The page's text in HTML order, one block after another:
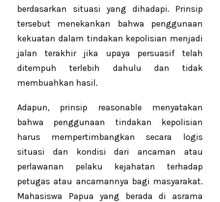
berdasarkan situasi yang dihadapi. Prinsip
tersebut menekankan bahwa penggunaan
kekuatan dalam tindakan kepolisian menjadi
jalan terakhir jika upaya persuasif telah
ditempuh terlebih dahulu dan tidak
membuahkan hasil.
Adapun, prinsip reasonable menyatakan
bahwa penggunaan tindakan kepolisian
harus mempertimbangkan secara logis
situasi dan kondisi dari ancaman atau
perlawanan pelaku kejahatan terhadap
petugas atau ancamannya bagi masyarakat.
Mahasiswa Papua yang berada di asrama